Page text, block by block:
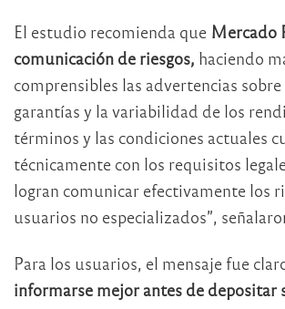
El estudio recomienda que Mercado
comunicación de riesgos, haciendo
comprensibles las advertencias
garantías y la variabilidad de los
términos y las condiciones actuales
técnicamente con los requisitos
logran comunicar efectivamente los
usuarios no especializados”,
Para los usuarios, el mensaje fue
informarse mejor antes de depositar